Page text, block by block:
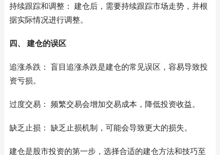
持续跟踪和调整： 建仓后，需要持续跟踪市场走势，并根
据实际情况进行调整。
四、 建仓的误区
追涨杀跌： 盲目追涨杀跌是建仓的常见误区，容易导致投
资亏损。
过度交易： 频繁交易会增加交易成本，降低投资收益。
缺乏止损： 缺乏止损机制，可能会导致更大的损失。
建仓是股市投资的第一步，选择合适的建仓方法和技巧至